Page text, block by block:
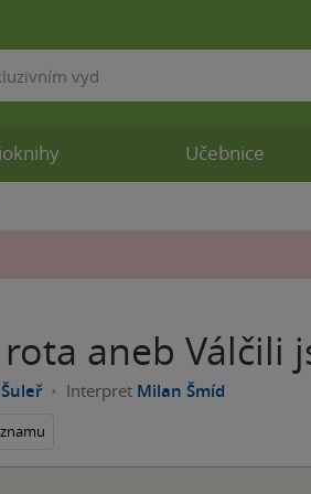
aneb Válčili
Interpret Milan Šmíd
Učebnice